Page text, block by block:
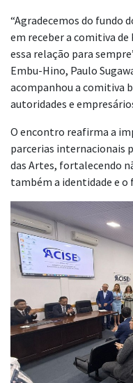
“Agradecemos do fundo
em receber a comitiva de
essa relação para
Embu-Hino, Paulo
acompanhou a comitiva
autoridades e
O encontro reafirma a
parcerias internacionais
das Artes, fortalecendo
também a identidade e o